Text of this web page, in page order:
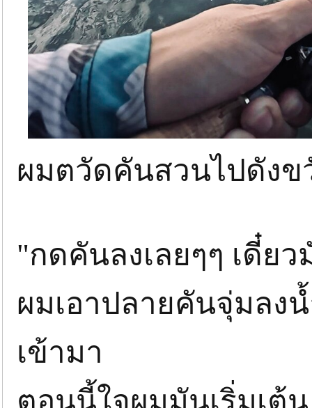
ผมตวัดคันสวนไปดังข
"กดคันลงเลยๆๆ เดี๋ย
ผมเอาปลายคันจุ่มลง
เข้ามา